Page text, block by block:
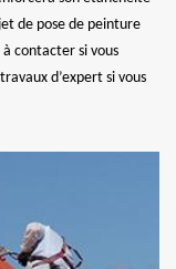
de pose de peinture
contacter si vous
d’expert si vous